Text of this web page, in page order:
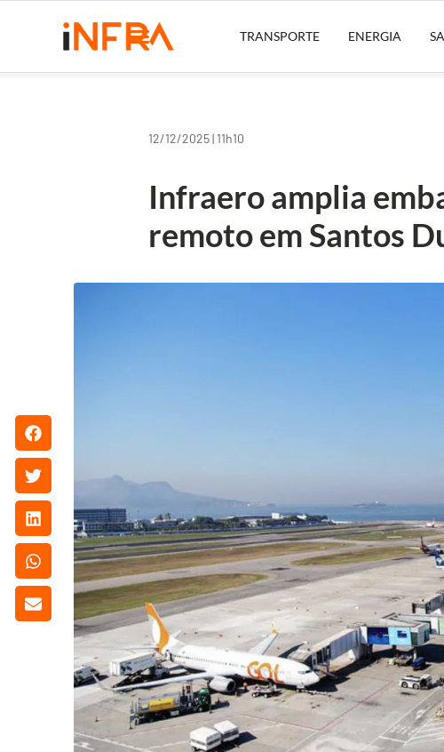
TRANSPORTE ENERGIA
12/12/2025 | 11h10
Infraero amplia
remoto em Santos